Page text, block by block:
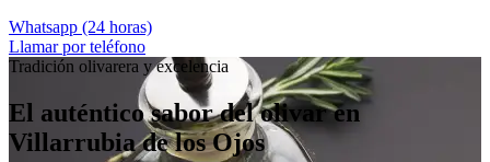
Whatsapp (24 horas)
Llamar por teléfono
Tradición olivarera y excelencia
El auténtico sabor del olivar en
Villarrubia de los Ojos